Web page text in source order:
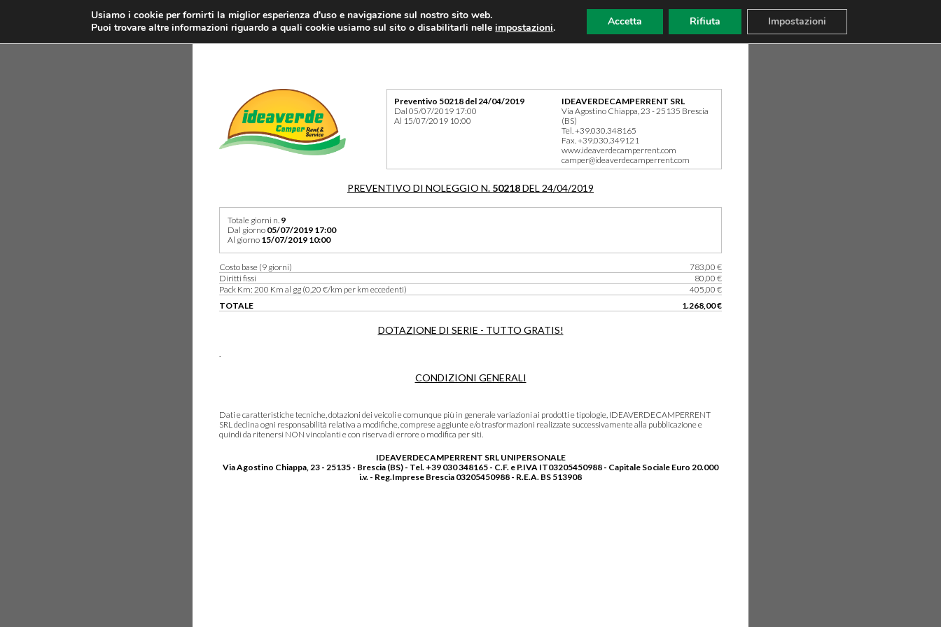
IDEAVERDECAMPERRENT SRL
Via Agostino Chiappa, 23 - 25135 Brescia
(BS)
Tel. +39.030.348165
Fax. +39.030.349121
www.ideaverdecamperrent.com
camper@ideaverdecamperrent.com
Preventivo 50218 del 24/04/2019
Dal 05/07/2019 17:00
Al 15/07/2019 10:00
PREVENTIVO DI NOLEGGIO N. 50218DEL 24/04/2019
Totale giorni n. 9
Dal giorno 05/07/2019 17:00
Al giorno 15/07/2019 10:00
Costo base (9 giorni)
783,00 €
Diritti fissi
80,00 €
Pack Km: 200 Km al gg (0,20 €/km per km eccedenti)
405,00 €
TOTALE
1.268,00 €
DOTAZIONE DI SERIE - TUTTO GRATIS!
.
CONDIZIONI GENERALI
Dati e caratteristiche tecniche, dotazioni dei veicoli e comunque più in generale variazioni ai prodotti e tipologie, IDEAVERDECAMPERRENT
SRL declina ogni responsabilità relativa a modifiche, comprese aggiunte e/o trasformazioni realizzate successivamente alla pubblicazione e
quindi da ritenersi NON vincolanti e con riserva di errore o modifica per siti.
IDEAVERDECAMPERRENT SRL UNIPERSONALE
Via Agostino Chiappa, 23 - 25135 - Brescia (BS) - Tel. +39 030 348165 - C.F. e P.IVA IT03205450988 - Capitale Sociale Euro 20.000
i.v. - Reg.Imprese Brescia 03205450988 - R.E.A. BS 513908
Usiamo i cookie per fornirti la miglior esperienza d'uso e navigazione sul nostro sito web.
Puoi trovare altre informazioni riguardo a quali cookie usiamo sul sito o disabilitarli nelleimpostazioni. Accetta Rifiuta Impostazioni